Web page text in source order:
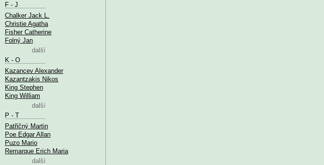
F - J
Chalker Jack L.
Christie Agatha
Fisher Catherine
Folný Jan
další
K - O
Kazancev Alexander
Kazantzakis Nikos
King Stephen
King William
další
P - T
Patřičný Martin
Poe Edgar Allan
Puzo Mario
Remarque Erich Maria
další